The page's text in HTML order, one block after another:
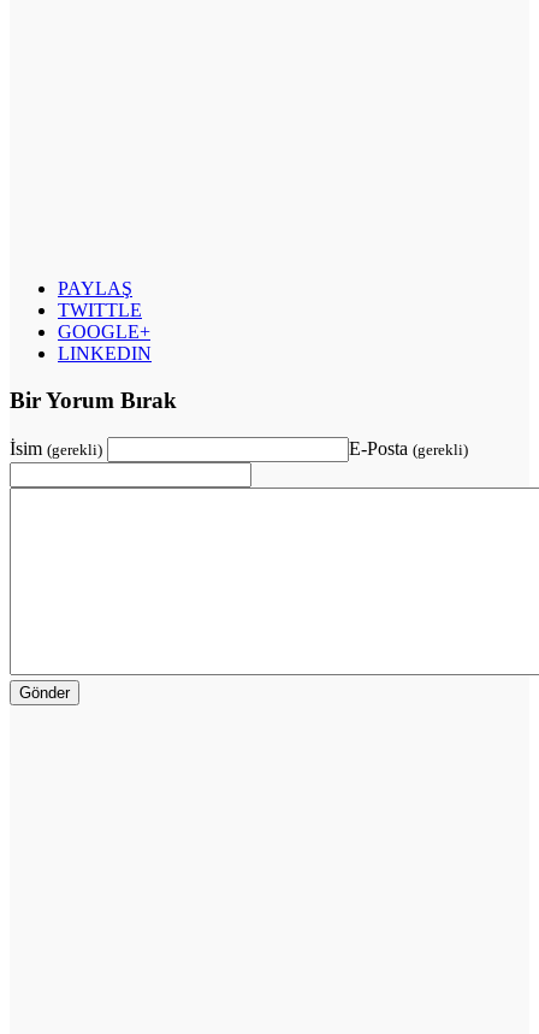
PAYLAŞ
TWITTLE
GOOGLE+
LINKEDIN
Bir Yorum Bırak
İsim (gerekli) E-Posta (gerekli)